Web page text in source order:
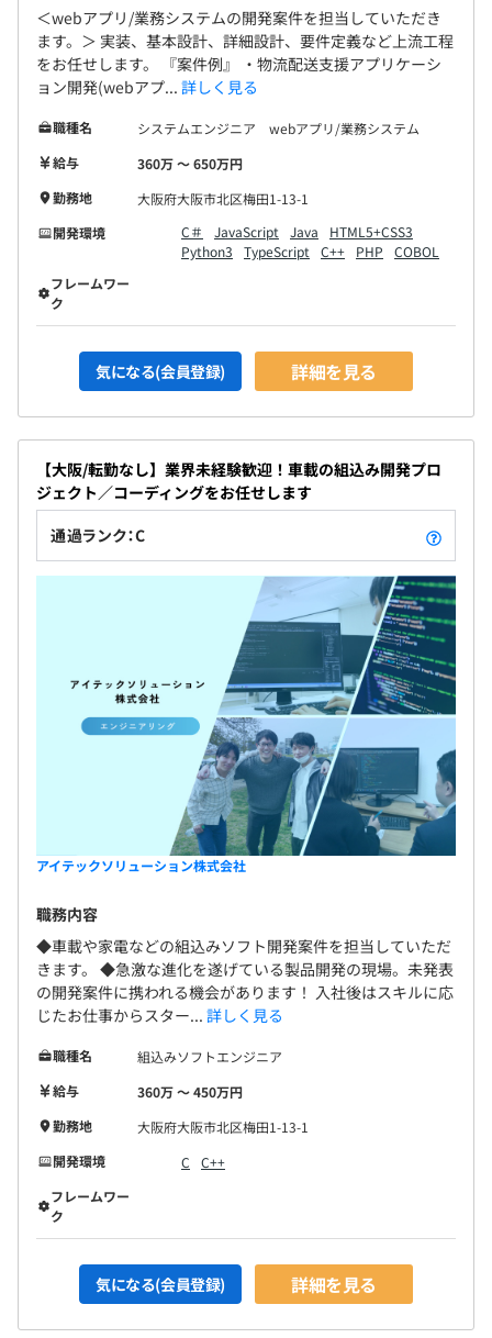
＜webアプリ/業務システムの開発案件を担当していただき
ます。＞ 実装、基本設計、詳細設計、要件定義など上流工程
をお任せします。 『案件例』 ・物流配送支援アプリケーシ
ョン開発(webアプ... 詳しく見る
職種名
システムエンジニア webアプリ/業務システム
給与
360万 〜 650万円
勤務地
大阪府大阪市北区梅田1-13-1
開発環境
C＃ JavaScript Java
HTML5+CSS3
Python3
TypeScript C++ PHP
COBOL
フレームワー
ク
気になる(会員登録) 詳細を見る
【大阪/転勤なし】業界未経験歓迎！車載の組込み開発プロ
ジェクト／コーディングをお任せします
通過ランク：C
アイテックソリューション株式会社
職務内容
◆車載や家電などの組込みソフト開発案件を担当していただ
きます。 ◆急激な進化を遂げている製品開発の現場。未発表
の開発案件に携われる機会があります！ 入社後はスキルに応
じたお仕事からスター... 詳しく見る
職種名
組込みソフトエンジニア
給与
360万 〜 450万円
勤務地
大阪府大阪市北区梅田1-13-1
開発環境
C
C++
フレームワー
ク
気になる(会員登録) 詳細を見る